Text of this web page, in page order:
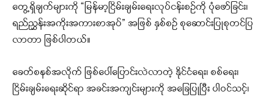
တွေ့ရှိချက်များကို “မြန်မာ့ငြိမ်းချမ်းရေးလုပ်ငန်းစဉ်ကို ပုံဖော်ခြင်း၊
ရည်ညွှန်းအကိုးအကားစာအုပ်” အဖြစ် နှစ်စဉ် စုဆောင်းပြုစုတင်ပြ
လာတာ ဖြစ်ပါတယ်။
ခေတ်စနစ်အလိုက် ဖြစ်ပေါ်ပြောင်းလဲလာတဲ့ နိုင်ငံရေး၊ စစ်ရေး၊
ငြိမ်းချမ်းရေးဆိုင်ရာ အခင်းအကျင်းများကို အခြေပြုပြီး ပါဝင်သင့်၊